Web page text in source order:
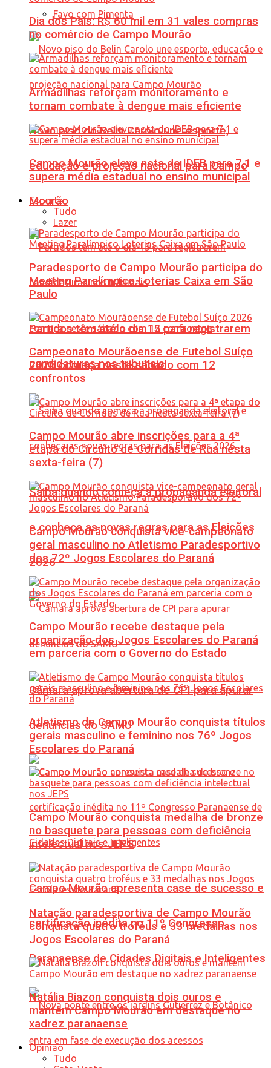
Favo com Pimenta
Novo piso do Belin Carolo une esporte,
educação e projeção nacional para Campo
Mourão
Partidos têm até o dia 15 para registrarem
candidaturas nos tribunais
Saiba quando começa a propaganda eleitoral
e conheça as novas regras para as Eleições
2026
Câmara aprova abertura de CPI para apurar
denúncias do SAMU
Campo Mourão apresenta case de sucesso e
certificação inédita no 11º Congresso
Paranaense de Cidades Digitais e Inteligentes
Dia dos Pais: R$ 60 mil em 31 vales compras
no comércio de Campo Mourão
Armadilhas reforçam monitoramento e
tornam combate à dengue mais eficiente
Campo Mourão eleva nota do IDEB para 7,1 e
supera média estadual no ensino municipal
Esporte
Tudo
Lazer
Paradesporto de Campo Mourão participa do
Meeting Paralímpico Loterias Caixa em São
Paulo
Campeonato Mourãoense de Futebol Suíço
2026 começa neste sábado com 12
confrontos
Campo Mourão abre inscrições para a 4ª
etapa do Circuito de Corridas de Rua nesta
sexta-feira (7)
Campo Mourão conquista vice-campeonato
geral masculino no Atletismo Paradesportivo
dos 72º Jogos Escolares do Paraná
Campo Mourão recebe destaque pela
organização dos Jogos Escolares do Paraná
em parceria com o Governo do Estado
Atletismo de Campo Mourão conquista títulos
gerais masculino e feminino nos 76º Jogos
Escolares do Paraná
Campo Mourão conquista medalha de bronze
no basquete para pessoas com deficiência
intelectual nos JEPS
Natação paradesportiva de Campo Mourão
conquista quatro troféus e 33 medalhas nos
Jogos Escolares do Paraná
Natália Biazon conquista dois ouros e
mantém Campo Mourão em destaque no
xadrez paranaense
Opinião
Tudo